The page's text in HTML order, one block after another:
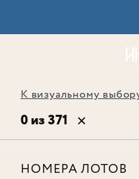
К визуальному
0 из 371
НОМЕРА ЛОТОВ